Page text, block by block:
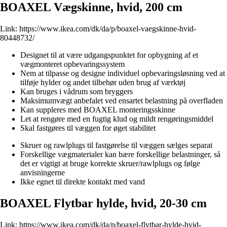
BOAXEL Vægskinne, hvid, 200 cm
Link: https://www.ikea.com/dk/da/p/boaxel-vaegskinne-hvid-
80448732/
Designet til at være udgangspunktet for opbygning af et
vægmonteret opbevaringssystem
Nem at tilpasse og designe individuel opbevaringsløsning ved at
tilføje hylder og andet tilbehør uden brug af værktøj
Kan bruges i vådrum som bryggers
Maksimumvægt anbefalet ved ensartet belastning på overfladen
Kan suppleres med BOAXEL monteringsskinne
Let at rengøre med en fugtig klud og mildt rengøringsmiddel
Skal fastgøres til væggen for øget stabilitet
Skruer og rawlplugs til fastgørelse til væggen sælges separat
Forskellige vægmaterialer kan bære forskellige belastninger, så
det er vigtigt at bruge korrekte skruer/rawlplugs og følge
anvisningerne
Ikke egnet til direkte kontakt med vand
BOAXEL Flytbar hylde, hvid, 20-30 cm
Link: https://www.ikea.com/dk/da/p/boaxel-flytbar-hylde-hvid-